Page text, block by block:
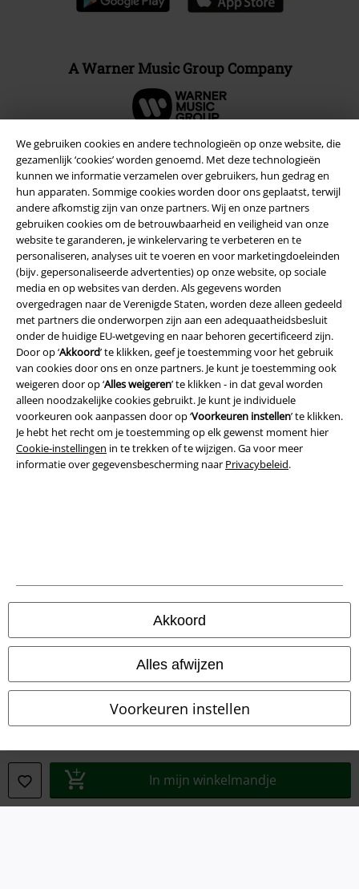
We gebruiken cookies en andere technologieën op onze website, die
gezamenlijk ‘cookies’ worden genoemd. Met deze technologieën
kunnen we informatie verzamelen over gebruikers, hun gedrag en
hun apparaten. Sommige cookies worden door ons geplaatst, terwijl
andere afkomstig zijn van onze partners. Wij en onze partners
gebruiken cookies om de betrouwbaarheid en veiligheid van onze
website te garanderen, je winkelervaring te verbeteren en te
personaliseren, analyses uit te voeren en voor marketingdoeleinden
(bijv. gepersonaliseerde advertenties) op onze website, op sociale
media en op websites van derden. Als gegevens worden
overgedragen naar de Verenigde Staten, worden deze alleen gedeeld
met partners die onderworpen zijn aan een adequaatheidsbesluit
onder de huidige EU-wetgeving en naar behoren gecertificeerd zijn.
Door op ‘Akkoord’ te klikken, geef je toestemming voor het gebruik
van cookies door ons en onze partners. Je kunt je toestemming ook
weigeren door op ‘Alles weigeren’ te klikken - in dat geval worden
alleen noodzakelijke cookies gebruikt. Je kunt je individuele
voorkeuren ook aanpassen door op ‘Voorkeuren instellen’ te klikken.
Je hebt het recht om je toestemming op elk gewenst moment hier
Cookie-instellingen in te trekken of te wijzigen. Ga voor meer
informatie over gegevensbescherming naar Privacybeleid.
Akkoord
Alles afwijzen
Voorkeuren instellen
In mijn winkelmandje
A Warner Music Group Company
Beveiliging
Legal
Algemene Voorwaarden
Informatie over toegankelijkheid
© 1986-2026 Large Popmerchandising B.V.
Onze online shops